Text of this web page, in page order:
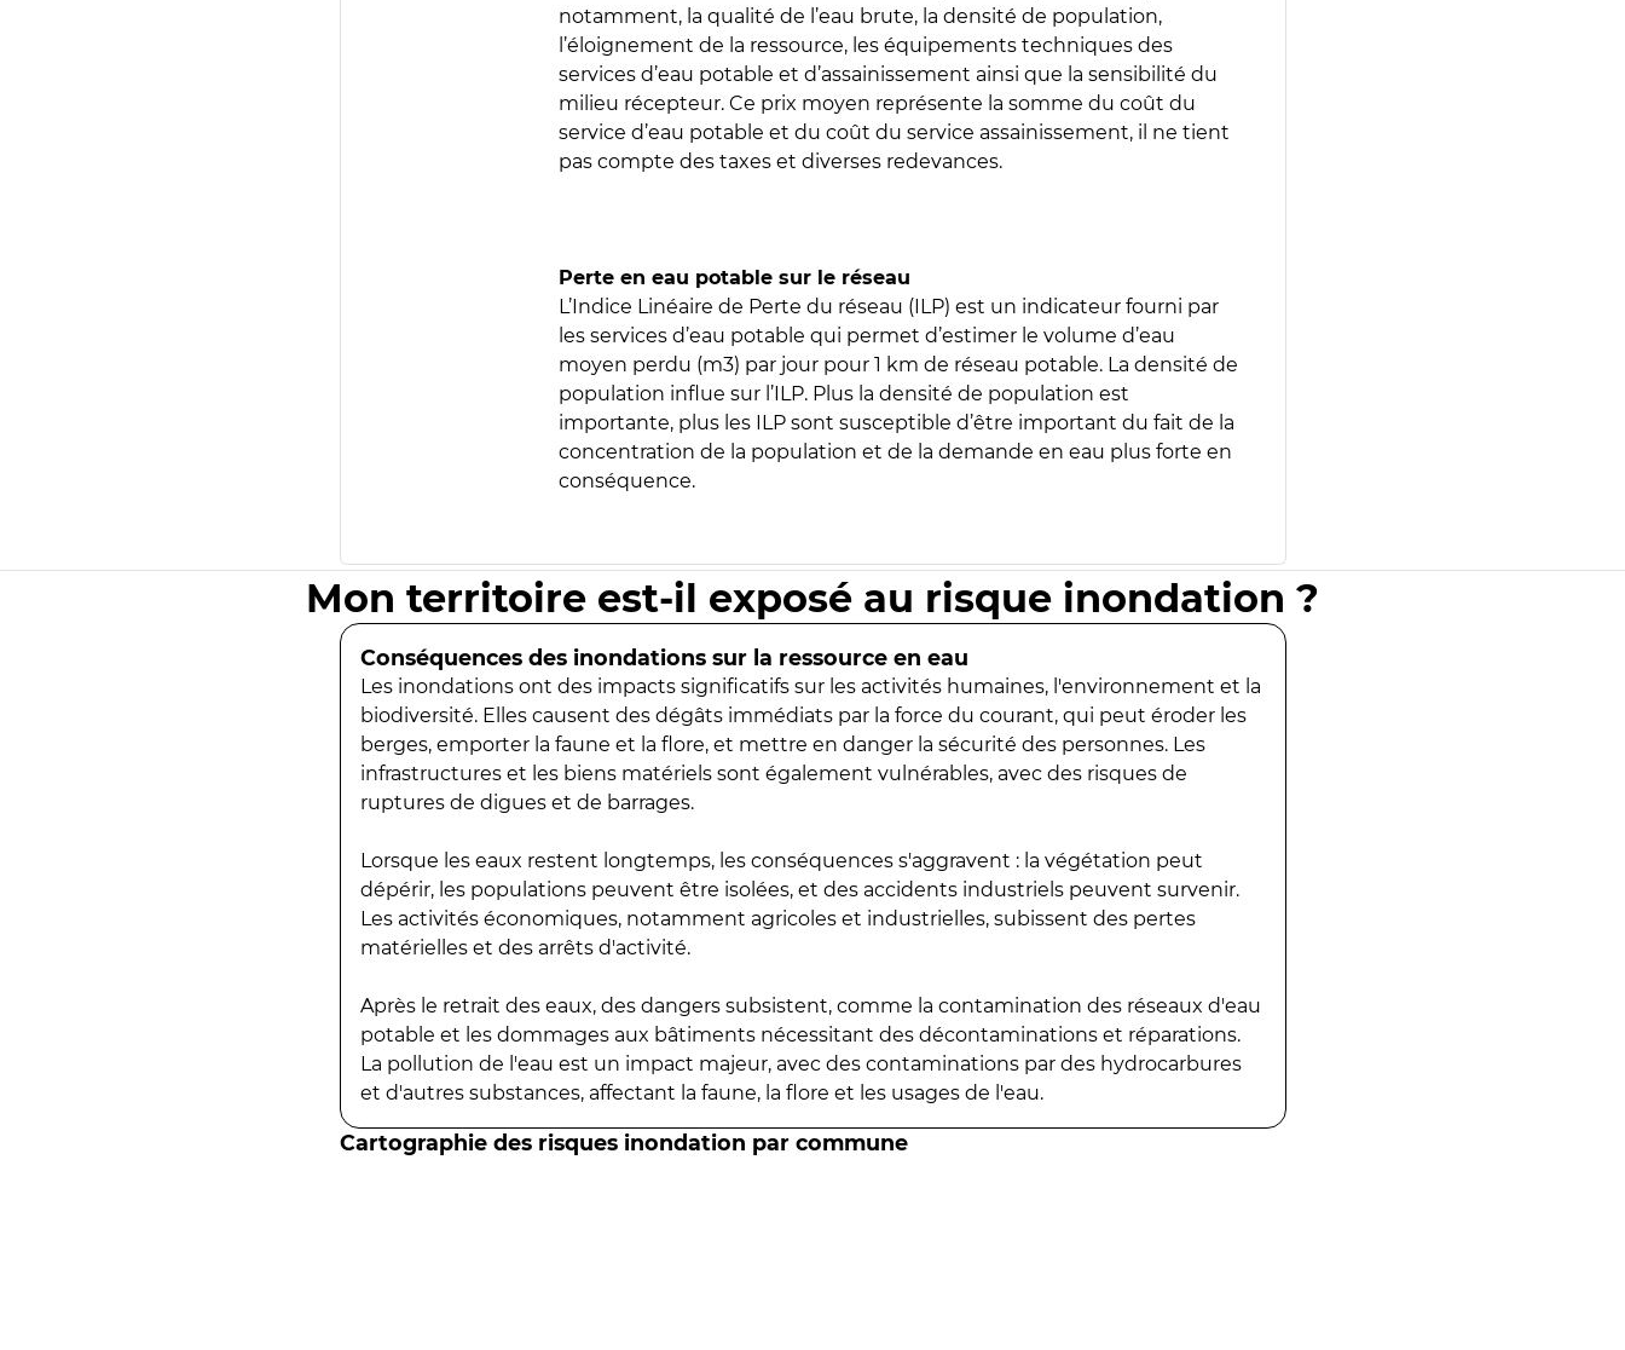
notamment, la qualité de l’eau brute, la densité de population,
l’éloignement de la ressource, les équipements techniques des
services d’eau potable et d’assainissement ainsi que la sensibilité du
milieu récepteur. Ce prix moyen représente la somme du coût du
service d’eau potable et du coût du service assainissement, il ne tient
pas compte des taxes et diverses redevances.
Perte en eau potable sur le réseau
L’Indice Linéaire de Perte du réseau (ILP) est un indicateur fourni par
les services d’eau potable qui permet d’estimer le volume d’eau
moyen perdu (m3) par jour pour 1 km de réseau potable. La densité de
population influe sur l’ILP. Plus la densité de population est
importante, plus les ILP sont susceptible d’être important du fait de la
concentration de la population et de la demande en eau plus forte en
conséquence.
Mon territoire est-il exposé au risque inondation ?
Conséquences des inondations sur la ressource en eau
Les inondations ont des impacts significatifs sur les activités humaines, l'environnement et la
biodiversité. Elles causent des dégâts immédiats par la force du courant, qui peut éroder les
berges, emporter la faune et la flore, et mettre en danger la sécurité des personnes. Les
infrastructures et les biens matériels sont également vulnérables, avec des risques de
ruptures de digues et de barrages.
Lorsque les eaux restent longtemps, les conséquences s'aggravent : la végétation peut
dépérir, les populations peuvent être isolées, et des accidents industriels peuvent survenir.
Les activités économiques, notamment agricoles et industrielles, subissent des pertes
matérielles et des arrêts d'activité.
Après le retrait des eaux, des dangers subsistent, comme la contamination des réseaux d'eau
potable et les dommages aux bâtiments nécessitant des décontaminations et réparations.
La pollution de l'eau est un impact majeur, avec des contaminations par des hydrocarbures
et d'autres substances, affectant la faune, la flore et les usages de l'eau.
Cartographie des risques inondation par commune